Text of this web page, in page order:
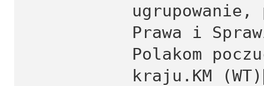
ugrupowanie,
Prawa i
Polakom
kraju.KM (WT)